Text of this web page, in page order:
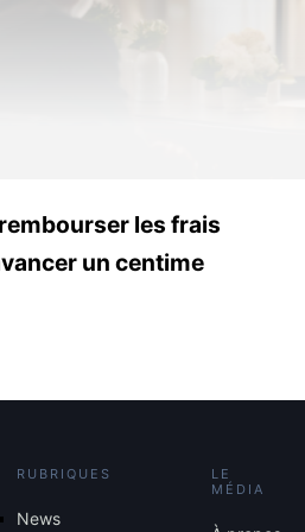
les frais
un centime
RUBRIQUES
News
LE
MÉDIA